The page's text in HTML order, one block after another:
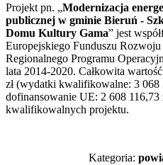
Projekt pn. „Modernizacja
publicznej w gminie Bieruń -
Domu Kultury Gama” jest
Europejskiego Funduszu
Regionalnego Programu
lata 2014-2020. Całkowita
zł (wydatki kwalifikowalne: 3 068
dofinansowanie UE: 2 608
kwalifikowalnych projektu.
Kategoria: